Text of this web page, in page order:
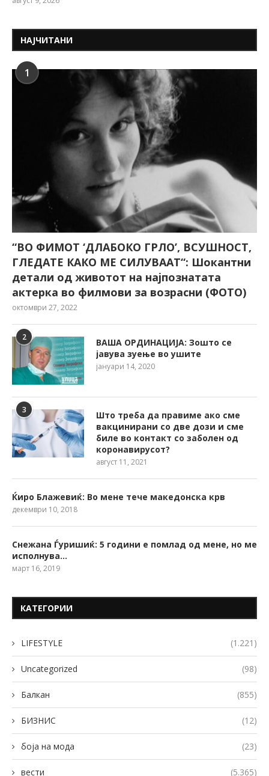
НАЈЧИТАНИ
1
“ВО ФИМОТ ‘ДЛАБОКО ГРЛО’, ВСУШНОСТ,
ГЛЕДАТЕ КАКО МЕ СИЛУВААТ“: Шокантни
детали од животот на најпознатата
актерка во филмови за возрасни (ФОТО)
октомври 27, 2022
2
ВАША ОРДИНАЦИЈА: Зошто се
јавува зуење во ушите
јануари 14, 2020
3
Што треба да правиме ако сме
вакцинирани со две дози и сме
биле во контакт со заболен од
коронавирусот?
август 11, 2021
Ќиро Блажевиќ: Во мене тече македонска крв
декември 10, 2018
Снежана Ѓуришиќ: 5 години е помлад од мене, но ме
исполнува…
март 16, 2019
КАТЕГОРИИ
LIFESTYLE (1.221)
Uncategorized (98)
Балкан (855)
БИЗНИС (12)
боја на мода (23)
вести (5.365)